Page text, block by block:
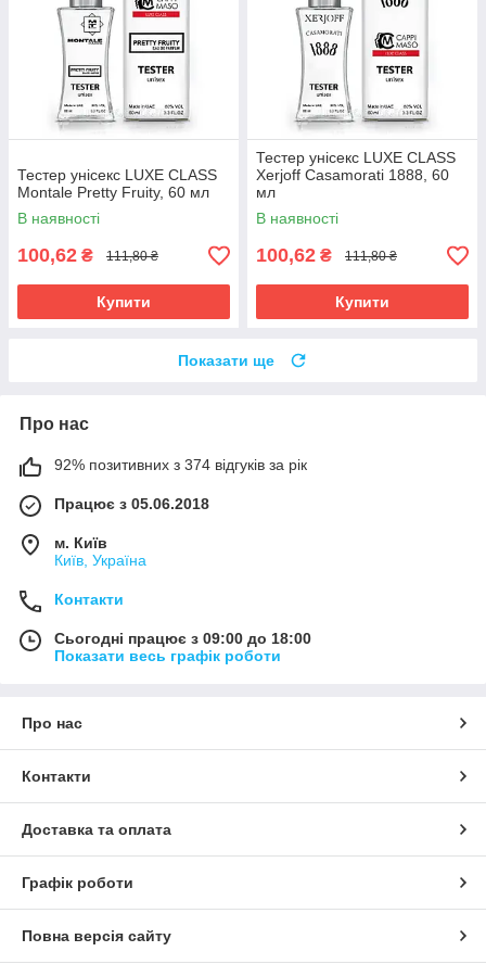
Тестер унісекс LUXE CLASS
Montale Pretty Fruity, 60 мл
В наявності
100,62 ₴ 111,80 ₴
Купити
Тестер унісекс LUXE CLASS
Xerjoff Casamorati 1888, 60
мл
В наявності
100,62 ₴ 111,80 ₴
Купити
Показати ще
Про нас
92% позитивних з 374 відгуків за рік
Працює з 05.06.2018
м. Київ
Київ, Україна
Контакти
Сьогодні працює з 09:00 до 18:00
Показати весь графік роботи
Про нас
Контакти
Доставка та оплата
Графік роботи
Повна версія сайту